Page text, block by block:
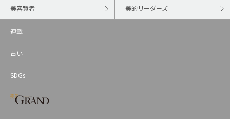
美容賢者 美的リーダーズ
連載
占い
SDGs